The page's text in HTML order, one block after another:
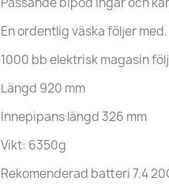
En ordentlig väska följer med.
1000 bb elektrisk magasin
Längd 920 mm
Innepipans längd 326 mm
Vikt: 6350g
Rekomenderad batteri 7.4